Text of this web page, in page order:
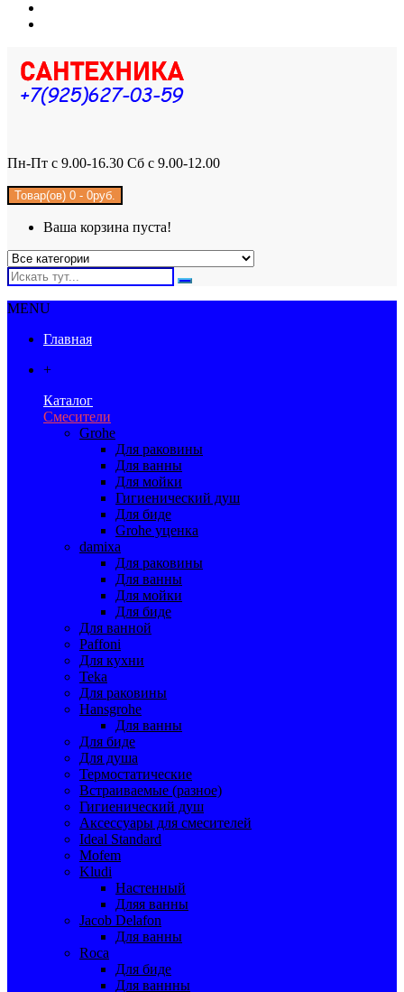
Пн-Пт с 9.00-16.30 Сб с 9.00-12.00
Товар(ов) 0 - 0руб.
Ваша корзина пуста!
MENU
Главная
+
Каталог
Смесители
Grohe
Для раковины
Для ванны
Для мойки
Гигиенический душ
Для биде
Grohe уценка
damixa
Для раковины
Для ванны
Для мойки
Для биде
Для ванной
Paffoni
Для кухни
Teka
Для раковины
Hansgrohe
Для ванны
Для биде
Для душа
Термостатические
Встраиваемые (разное)
Гигиенический душ
Аксессуары для смесителей
Ideal Standard
Mofem
Kludi
Настенный
Дляя ванны
Jacob Delafon
Для ванны
Roca
Для биде
Для ваннны